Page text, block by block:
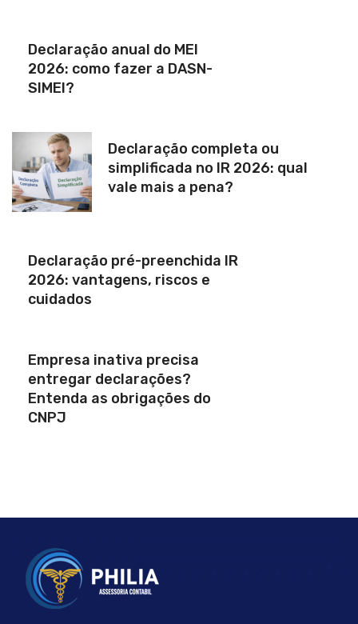
Declaração anual do MEI
2026: como fazer a DASN-
SIMEI?
Declaração completa ou
simplificada no IR 2026: qual
vale mais a pena?
Declaração pré-preenchida IR
2026: vantagens, riscos e
cuidados
Empresa inativa precisa
entregar declarações?
Entenda as obrigações do
CNPJ